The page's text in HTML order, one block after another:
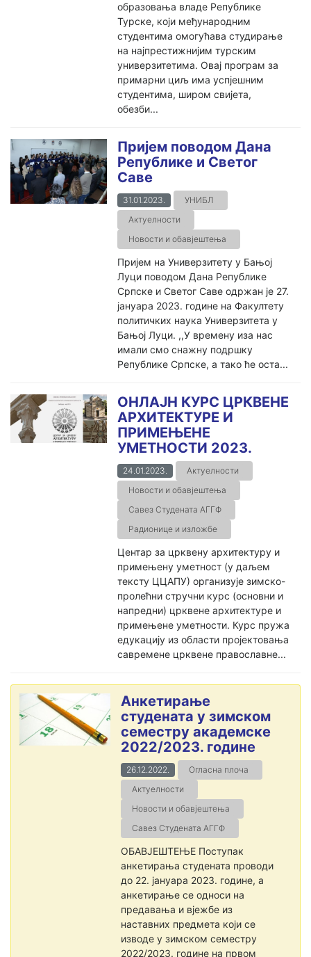
образовања владе Републике
Турске, који међународним
студентима омогућава студирање
на најпрестижнијим турским
универзитетима. Овај програм за
примарни циљ има успјешним
студентима, широм свијета,
обезби...
Пријем поводом Дана
Републике и Светог
Саве
31.01.2023.
УНИБЛ
Актуелности
Новости и обавјештења
Пријем на Универзитету у Бањој
Луци поводом Дана Републике
Српске и Светог Саве одржан је 27.
јануара 2023. године на Факултету
политичких наука Универзитета у
Бањој Луци. ,,У времену иза нас
имали смо снажну подршку
Републике Српске, а тако ће оста...
ОНЛАЈН КУРС ЦРКВЕНЕ
АРХИТЕКТУРЕ И
ПРИМЕЊЕНЕ
УМЕТНОСТИ 2023.
24.01.2023.
Актуелности
Новости и обавјештења
Савез Студената АГГФ
Радионице и изложбе
Центар за црквену архитектуру и
примењену уметност (у даљем
тексту ЦЦАПУ) организује зимско-
пролећни стручни курс (основни и
напредни) црквене архитектуре и
примењене уметности. Курс пружа
едукацију из области пројектовања
савремене црквене православне...
Анкетирање
студената у зимском
семестру академске
2022/2023. године
26.12.2022.
Огласна плоча
Актуелности
Новости и обавјештења
Савез Студената АГГФ
ОБАВЈЕШТЕЊЕ Поступак
анкетирања студената проводи
до 22. јануара 2023. године, а
анкетирање се односи на
предавања и вјежбе из
наставних предмета који се
изводе у зимском семестру
2022/2023. године на првом